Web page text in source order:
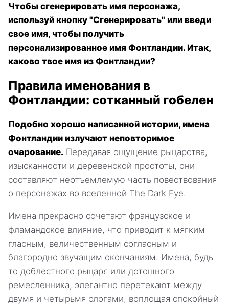
Чтобы сгенерировать имя персонажа,
используй кнопку "Сгенерировать" или введи
свое имя, чтобы получить
персонализированное имя Фонтландии. Итак,
каково твое имя из Фонтландии?
Правила именования в
Фонтландии: сотканный гобелен
Подобно хорошо написанной истории, имена
Фонтландии излучают неповторимое
очарование. Передавая ощущение рыцарства,
изысканности и деревенской простоты, они
составляют неотъемлемую часть повествования
о персонажах во вселенной The Dark Eye.
Имена прекрасно сочетают французское и
фламандское влияние, что приводит к мягким
гласным, величественным согласным и
благородно звучащим окончаниям. Имена, будь
то доблестного рыцаря или дотошного
ремесленника, элегантно перетекают между
двумя и четырьмя слогами, воплощая спокойный